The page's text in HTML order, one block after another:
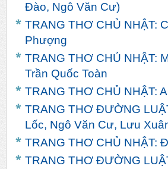
Đào, Ngô Văn Cư)
TRANG THƠ CHỦ NHẬT:
Phượng
TRANG THƠ CHỦ NHẬT:
Trần Quốc Toàn
TRANG THƠ CHỦ NHẬT:
TRANG THƠ ĐƯỜNG
Lốc, Ngô Văn Cư, Lưu
TRANG THƠ CHỦ NHẬT:
TRANG THƠ ĐƯỜNG